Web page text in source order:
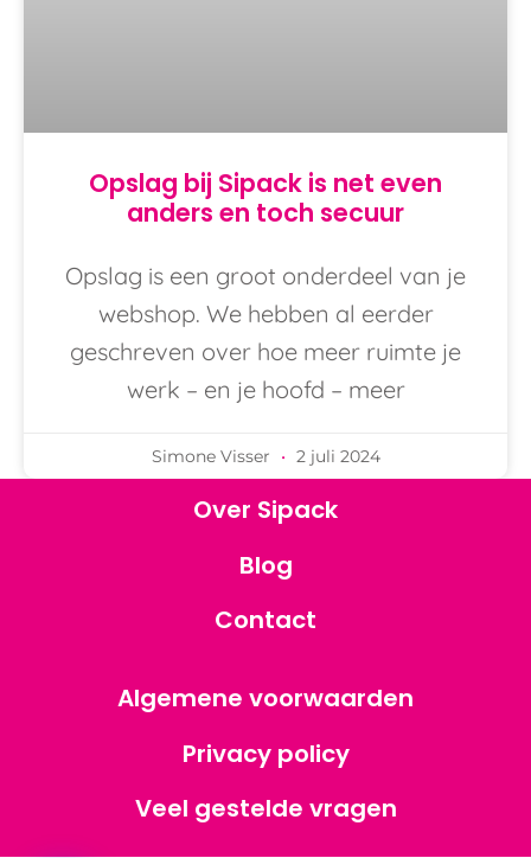
Opslag bij Sipack is net even
anders en toch secuur
Opslag is een groot onderdeel van je
webshop. We hebben al eerder
geschreven over hoe meer ruimte je
werk – en je hoofd – meer
Simone Visser 2 juli 2024
Over Sipack
Blog
Contact
Algemene voorwaarden
Privacy policy
Veel gestelde vragen